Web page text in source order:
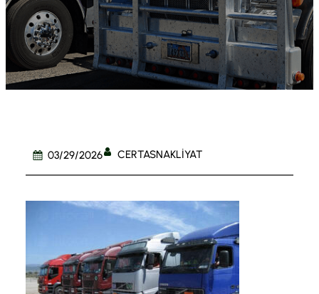
03/29/2026 CERTASNAKLIYAT